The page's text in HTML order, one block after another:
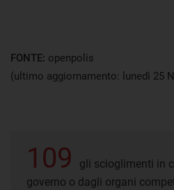
FONTE: openpolis
(ultimo aggiornamento: lunedì 25
109
gli scioglimenti in
governo o dagli organi